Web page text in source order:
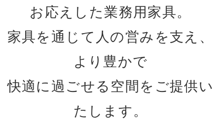
お応えした業務用家具。
家具を通じて人の営みを支え、
より豊かで
快適に過ごせる空間をご提供い
たします。